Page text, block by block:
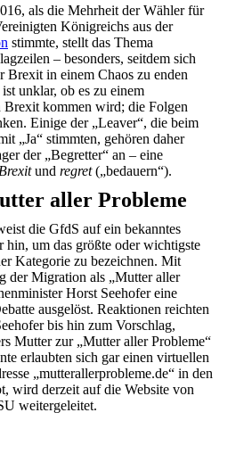
als die Mehrheit der Wähler für
Königreichs aus der
stimmte, stellt das Thema
– besonders, seitdem sich
Brexit in einem Chaos zu enden
unklar, ob es zu einem
Brexit kommen wird; die Folgen
Einige der „Leaver“, die beim
„Ja“ stimmten, gehören daher
der „Begretter“ an – eine
Brexitund regret(„bedauern“).
aller Probleme
die GfdS auf ein bekanntes
hin, um das größte oder wichtigste
Kategorie zu bezeichnen. Mit
der Migration als „Mutter aller
Horst Seehofer eine
ausgelöst. Reaktionen reichten
bis hin zum Vorschlag,
Mutter zur „Mutter aller Probleme“
erlaubten sich gar einen virtuellen
„mutterallerprobleme.de“ in den
wird derzeit auf die Website von
weitergeleitet.